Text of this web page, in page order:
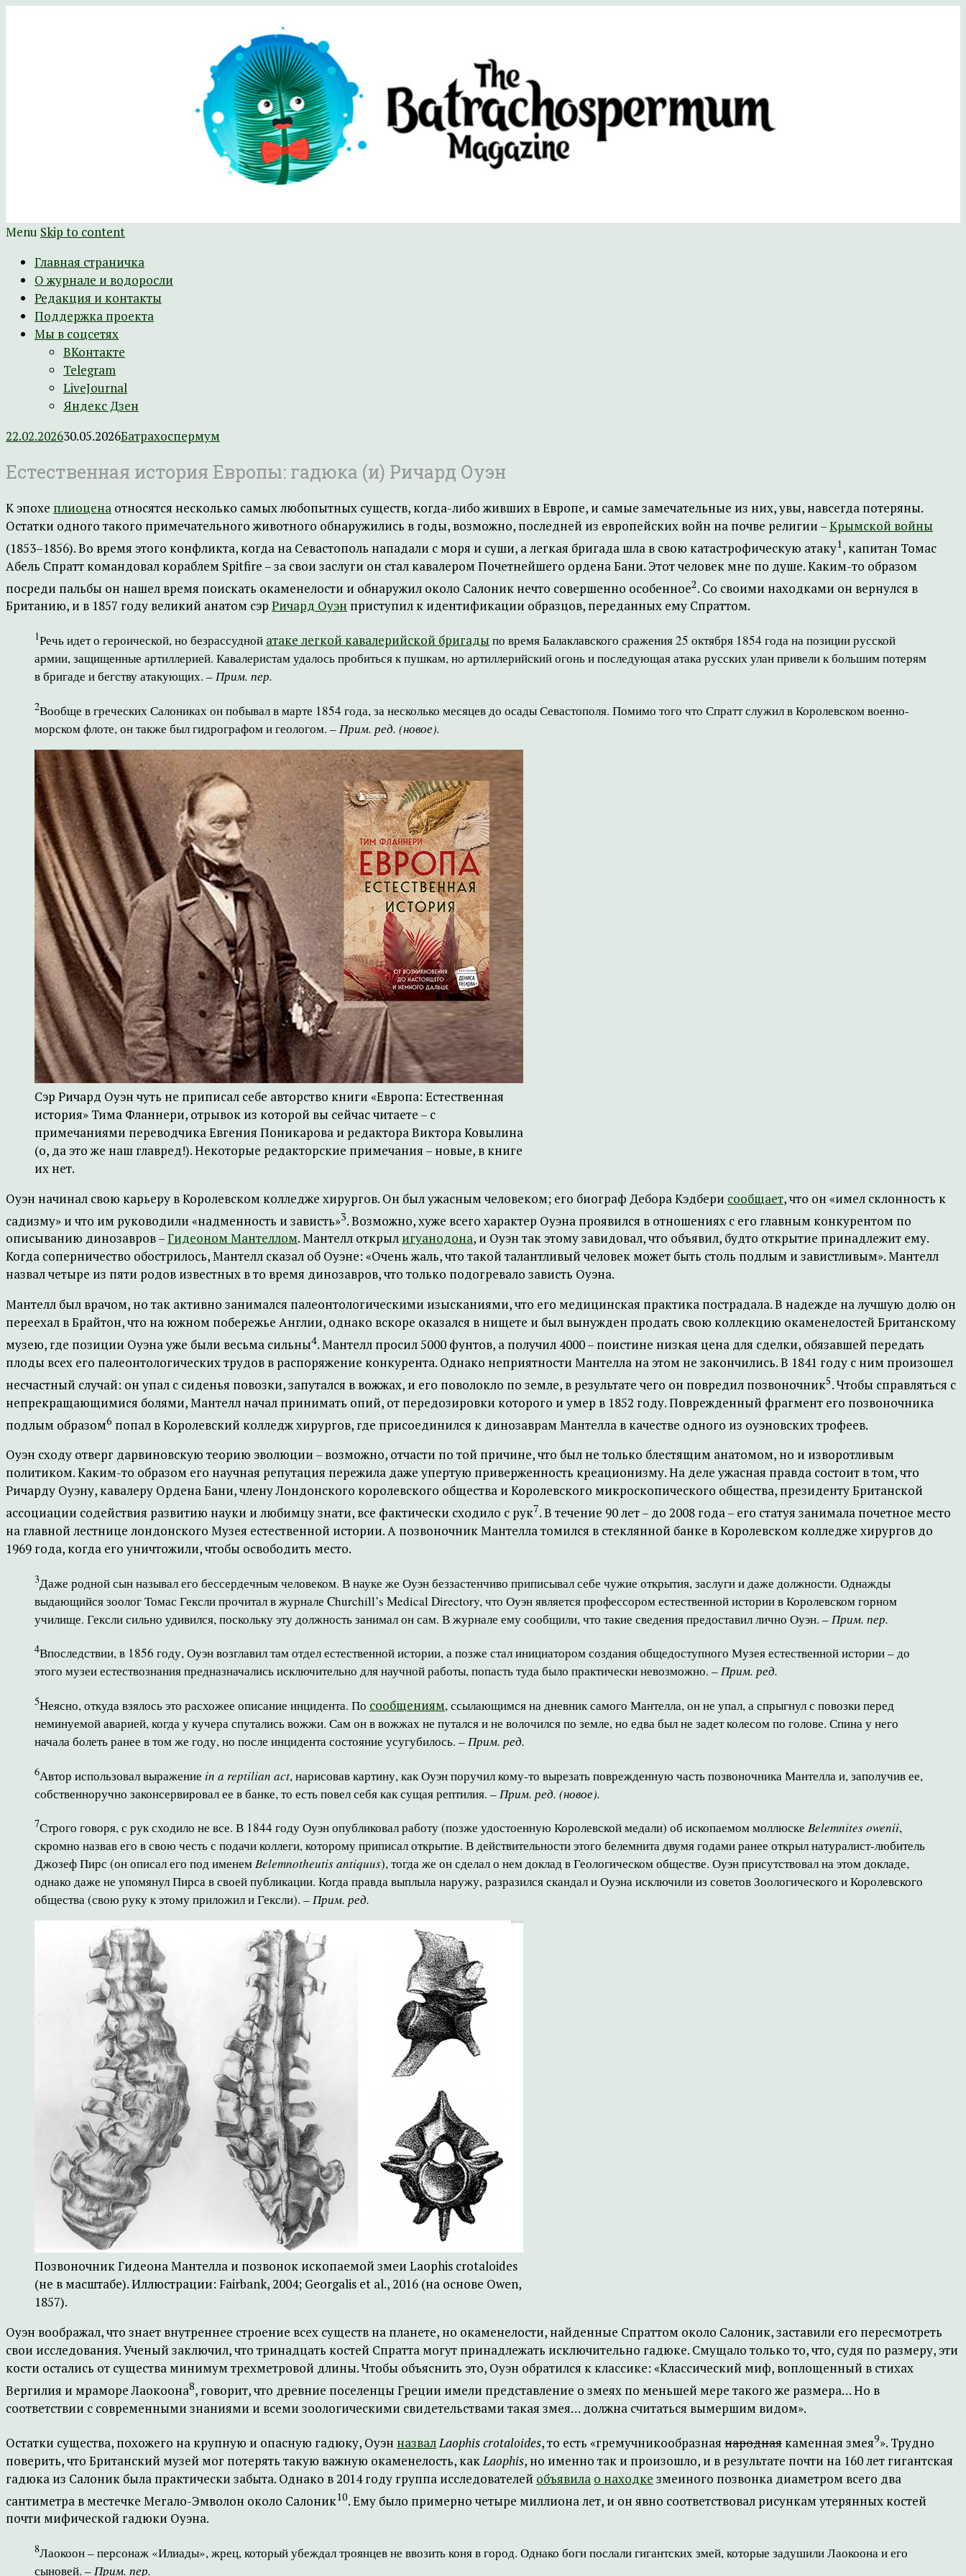
The Batrachospermum Magazine
Научно-развлекательный журнал Батрахоспермум (официальный сайт)
Menu Skip to content
Главная страничка
О журнале и водоросли
Редакция и контакты
Поддержка проекта
Мы в соцсетях
ВКонтакте
Telegram
LiveJournal
Яндекс Дзен
22.02.202630.05.2026Батрахоспермум
Естественная история Европы: гадюка (и) Ричард Оуэн
К эпохе плиоцена относятся несколько самых любопытных существ, когда-либо живших в Европе, и самые замечательные из них, увы, навсегда потеряны.
Остатки одного такого примечательного животного обнаружились в годы, возможно, последней из европейских войн на почве религии –Крымской войны
(1853–1856). Во время этого конфликта, когда на Севастополь нападали с моря и суши, а легкая бригада шла в свою катастрофическую атаку1, капитан Томас
Абель Спратт командовал кораблем Spitfire – за свои заслуги он стал кавалером Почетнейшего ордена Бани. Этот человек мне по душе. Каким-то образом
посреди пальбы он нашел время поискать окаменелости и обнаружил около Салоник нечто совершенно особенное2. Со своими находками он вернулся в
Британию, и в 1857 году великий анатом сэр Ричард Оуэн приступил к идентификации образцов, переданных ему Спраттом.
1Речь идет о героической, но безрассудной атаке легкой кавалерийской бригады по время Балаклавского сражения 25 октября 1854 года на позиции русской
армии, защищенные артиллерией. Кавалеристам удалось пробиться к пушкам, но артиллерийский огонь и последующая атака русских улан привели к большим потерям
в бригаде и бегству атакующих. –Прим. пер.
2Вообще в греческих Салониках он побывал в марте 1854 года, за несколько месяцев до осады Севастополя. Помимо того что Спратт служил в Королевском военно-
морском флоте, он также был гидрографом и геологом. –Прим. ред. (новое).
Сэр Ричард Оуэн чуть не приписал себе авторство книги «Европа: Естественная
история» Тима Фланнери, отрывок из которой вы сейчас читаете – с
примечаниями переводчика Евгения Поникарова и редактора Виктора Ковылина
(о, да это же наш главред!). Некоторые редакторские примечания – новые, в книге
их нет.
Оуэн начинал свою карьеру в Королевском колледже хирургов. Он был ужасным человеком; его биограф Дебора Кэдбери сообщает, что он «имел склонность к
садизму» и что им руководили «надменность и зависть»3. Возможно, хуже всего характер Оуэна проявился в отношениях с его главным конкурентом по
описыванию динозавров –Гидеоном Мантеллом. Мантелл открыл игуанодона, и Оуэн так этому завидовал, что объявил, будто открытие принадлежит ему.
Когда соперничество обострилось, Мантелл сказал об Оуэне: «Очень жаль, что такой талантливый человек может быть столь подлым и завистливым». Мантелл
назвал четыре из пяти родов известных в то время динозавров, что только подогревало зависть Оуэна.
Мантелл был врачом, но так активно занимался палеонтологическими изысканиями, что его медицинская практика пострадала. В надежде на лучшую долю он
переехал в Брайтон, что на южном побережье Англии, однако вскоре оказался в нищете и был вынужден продать свою коллекцию окаменелостей Британскому
музею, где позиции Оуэна уже были весьма сильны4. Мантелл просил 5000 фунтов, а получил 4000 – поистине низкая цена для сделки, обязавшей передать
плоды всех его палеонтологических трудов в распоряжение конкурента. Однако неприятности Мантелла на этом не закончились. В 1841 году с ним произошел
несчастный случай: он упал с сиденья повозки, запутался в вожжах, и его поволокло по земле, в результате чего он повредил позвоночник5. Чтобы справляться с
непрекращающимися болями, Мантелл начал принимать опий, от передозировки которого и умер в 1852 году. Поврежденный фрагмент его позвоночника
подлым образом6 попал в Королевский колледж хирургов, где присоединился к динозаврам Мантелла в качестве одного из оуэновских трофеев.
Оуэн сходу отверг дарвиновскую теорию эволюции – возможно, отчасти по той причине, что был не только блестящим анатомом, но и изворотливым
политиком. Каким-то образом его научная репутация пережила даже упертую приверженность креационизму. На деле ужасная правда состоит в том, что
Ричарду Оуэну, кавалеру Ордена Бани, члену Лондонского королевского общества и Королевского микроскопического общества, президенту Британской
ассоциации содействия развитию науки и любимцу знати, все фактически сходило с рук7. В течение 90 лет – до 2008 года – его статуя занимала почетное место
на главной лестнице лондонского Музея естественной истории. А позвоночник Мантелла томился в стеклянной банке в Королевском колледже хирургов до
1969 года, когда его уничтожили, чтобы освободить место.
3Даже родной сын называл его бессердечным человеком. В науке же Оуэн беззастенчиво приписывал себе чужие открытия, заслуги и даже должности. Однажды
выдающийся зоолог Томас Гексли прочитал в журнале Churchill’s Medical Directory, что Оуэн является профессором естественной истории в Королевском горном
училище. Гексли сильно удивился, поскольку эту должность занимал он сам. В журнале ему сообщили, что такие сведения предоставил лично Оуэн. – Прим. пер.
4Впоследствии, в 1856 году, Оуэн возглавил там отдел естественной истории, а позже стал инициатором создания общедоступного Музея естественной истории – до
этого музеи естествознания предназначались исключительно для научной работы, попасть туда было практически невозможно. –Прим. ред.
5Неясно, откуда взялось это расхожее описание инцидента. По сообщениям, ссылающимся на дневник самого Мантелла, он не упал, а спрыгнул с повозки перед
неминуемой аварией, когда у кучера спутались вожжи. Сам он в вожжах не путался и не волочился по земле, но едва был не задет колесом по голове. Спина у него
начала болеть ранее в том же году, но после инцидента состояние усугубилось. –Прим. ред.
6Автор использовал выражение in a reptilian act, нарисовав картину, как Оуэн поручил кому-то вырезать поврежденную часть позвоночника Мантелла и, заполучив ее,
собственноручно законсервировал ее в банке, то есть повел себя как сущая рептилия. – Прим. ред. (новое).
7Строго говоря, с рук сходило не все. В 1844 году Оуэн опубликовал работу (позже удостоенную Королевской медали) об ископаемом моллюске Belemnites owenii,
скромно назвав его в свою честь с подачи коллеги, которому приписал открытие. В действительности этого белемнита двумя годами ранее открыл натуралист-любитель
Джозеф Пирс (он описал его под именемBelemnotheutis antiquus), тогда же он сделал о нем доклад в Геологическом обществе. Оуэн присутствовал на этом докладе,
однако даже не упомянул Пирса в своей публикации. Когда правда выплыла наружу, разразился скандал и Оуэна исключили из советов Зоологического и Королевского
общества (свою руку к этому приложил и Гексли). –Прим. ред.
Позвоночник Гидеона Мантелла и позвонок ископаемой змеи Laophis crotaloides
(не в масштабе). Иллюстрации: Fairbank, 2004; Georgalis et al., 2016 (на основе Owen,
1857).
Оуэн воображал, что знает внутреннее строение всех существ на планете, но окаменелости, найденные Спраттом около Салоник, заставили его пересмотреть
свои исследования. Ученый заключил, что тринадцать костей Спратта могут принадлежать исключительно гадюке. Смущало только то, что, судя по размеру, эти
кости остались от существа минимум трехметровой длины. Чтобы объяснить это, Оуэн обратился к классике: «Классический миф, воплощенный в стихах
Вергилия и мраморе Лаокоона8, говорит, что древние поселенцы Греции имели представление о змеях по меньшей мере такого же размера… Но в
соответствии с современными знаниями и всеми зоологическими свидетельствами такая змея… должна считаться вымершим видом».
Остатки существа, похожего на крупную и опасную гадюку, Оуэн назвал Laophis crotaloides, то есть «гремучникообразная народная каменная змея9». Трудно
поверить, что Британский музей мог потерять такую важную окаменелость, как Laophis, но именно так и произошло, и в результате почти на 160 лет гигантская
гадюка из Салоник была практически забыта. Однако в 2014 году группа исследователей объявила о находке змеиного позвонка диаметром всего два
сантиметра в местечке Мегало-Эмволон около Салоник10. Ему было примерно четыре миллиона лет, и он явно соответствовал рисункам утерянных костей
почти мифической гадюки Оуэна.
8Лаокоон – персонаж «Илиады», жрец, который убеждал троянцев не ввозить коня в город. Однако боги послали гигантских змей, которые задушили Лаокоона и его
сыновей. –Прим. пер.